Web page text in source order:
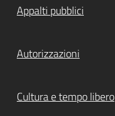
Appalti pubblici
Autorizzazioni
Cultura e tempo libero